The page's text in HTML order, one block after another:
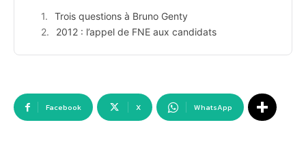
Trois questions à Bruno Genty
2012 : l’appel de FNE aux candidats
Facebook X WhatsApp